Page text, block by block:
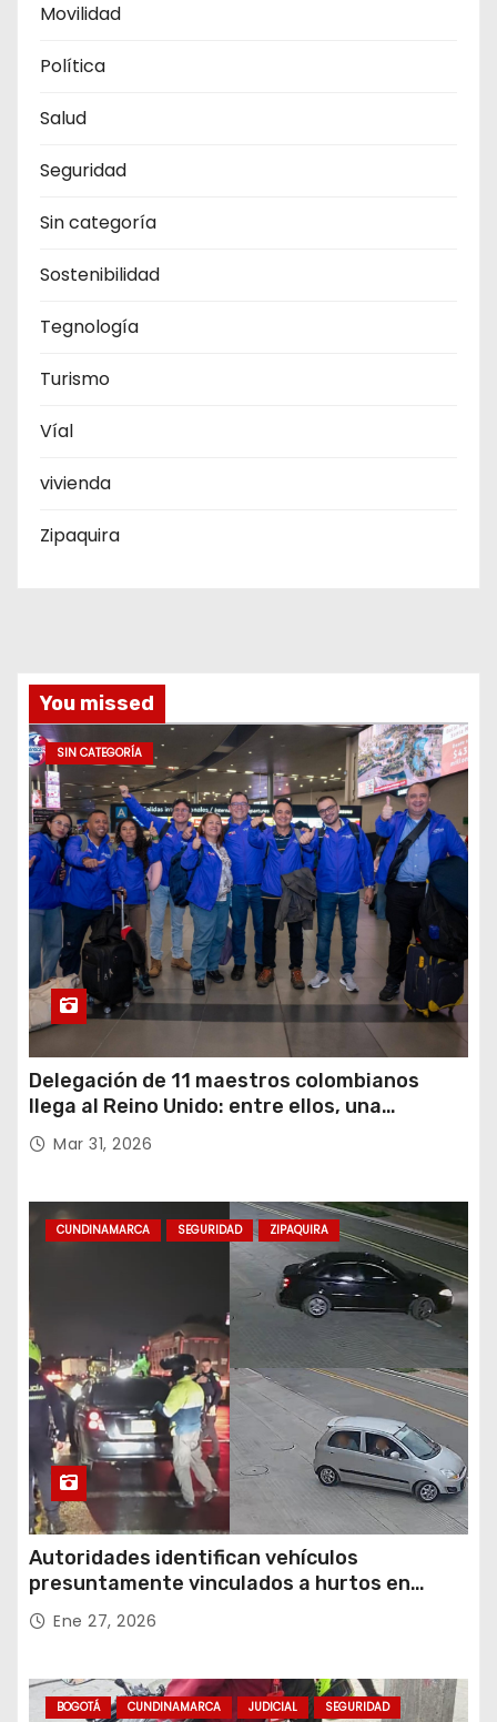
Movilidad
Política
Salud
Seguridad
Sin categoría
Sostenibilidad
Tegnología
Turismo
Víal
vivienda
Zipaquira
You missed
SIN CATEGORÍA
Delegación de 11 maestros colombianos
llega al Reino Unido: entre ellos, una
destacada profesora de Ubaté
Mar 31, 2026
CUNDINAMARCA SEGURIDAD ZIPAQUIRA
Autoridades identifican vehículos
presuntamente vinculados a hurtos en
conjuntos residenciales de Zipaquirá
Ene 27, 2026
BOGOTÁ CUNDINAMARCA JUDICIAL SEGURIDAD